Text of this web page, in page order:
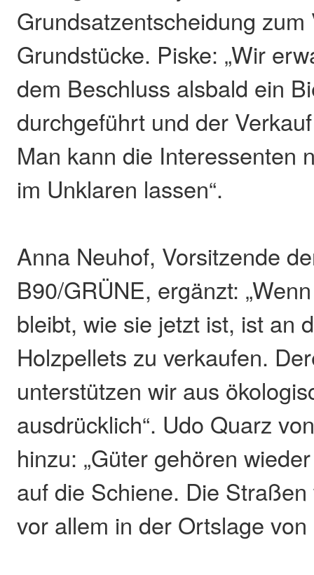
Grundsatzentscheidung zum
Grundstücke. Piske: „Wir
dem Beschluss alsbald ein
durchgeführt und der
Man kann die Interessenten
im Unklaren lassen“.
Anna Neuhof, Vorsitzende
B90/GRÜNE, ergänzt:
bleibt, wie sie jetzt ist, ist an
Holzpellets zu verkaufen.
unterstützen wir aus
ausdrücklich“. Udo Quarz
hinzu: „Güter gehören
auf die Schiene. Die
vor allem in der Ortslage von